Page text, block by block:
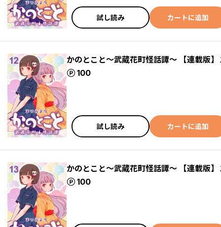
試し読み カートに追加
かのとこと～武蔵花町怪話譚～ 【連載版】
100
ポイント
試し読み カートに追加
かのとこと～武蔵花町怪話譚～ 【連載版】
100
ポイント